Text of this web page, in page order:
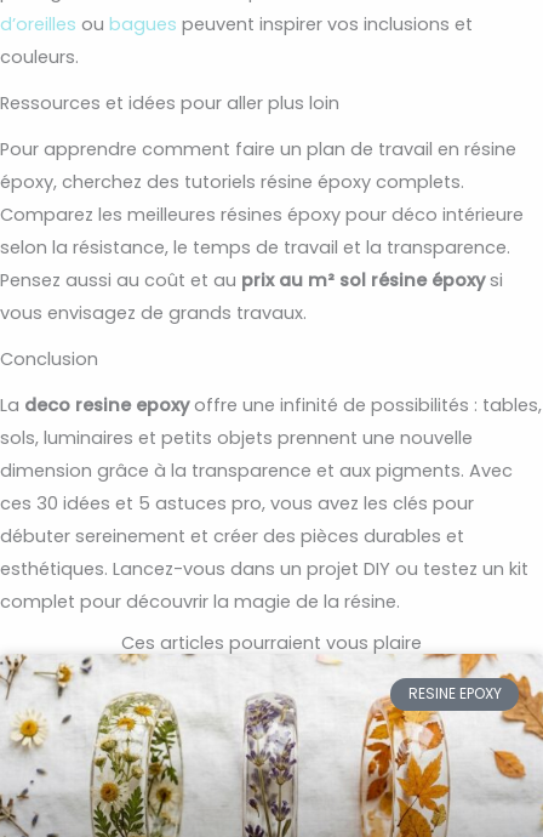
d’oreilles ou bagues peuvent inspirer vos inclusions et
couleurs.
Ressources et idées pour aller plus loin
Pour apprendre comment faire un plan de travail en résine
époxy, cherchez des tutoriels résine époxy complets.
Comparez les meilleures résines époxy pour déco intérieure
selon la résistance, le temps de travail et la transparence.
Pensez aussi au coût et au prix au m² sol résine époxysi
vous envisagez de grands travaux.
Conclusion
La deco resine epoxyoffre une infinité de possibilités : tables,
sols, luminaires et petits objets prennent une nouvelle
dimension grâce à la transparence et aux pigments. Avec
ces 30 idées et 5 astuces pro, vous avez les clés pour
débuter sereinement et créer des pièces durables et
esthétiques. Lancez-vous dans un projet DIY ou testez un kit
complet pour découvrir la magie de la résine.
Ces articles pourraient vous plaire
RESINE EPOXY